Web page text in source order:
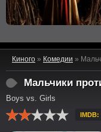
Киного » Комедии »
Мальчики
Boys vs. Girls
IMDB: